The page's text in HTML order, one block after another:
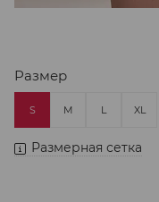
Размер
S M L XL
Размерная сетка